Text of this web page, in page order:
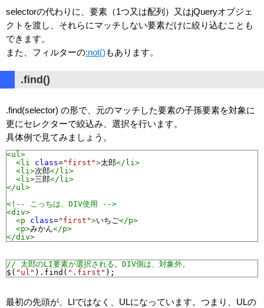
selectorの代わりに、要素（1つ又は配列）又はjQueryオブジェ
クトを渡し、それらにマッチしない要素だけに絞り込むことも
できます。
また、フィルターの:not()もあります。
.find()
.find(selector) の形で、元のマッチした要素の子孫要素を対象に
更にセレクターで絞込み、選択を行います。
具体例で見てみましょう。
<ul>
<li
class="first">太郎</li>
<li>次郎</li>
<li>三郎</li>
</ul>
<!-- こっちは、DIV使用 -->
<div>
<p
class="first">いちご</p>
<p>みかん</p>
</div>
// 太郎のLI要素が選択される。DIV側は、対象外。
$ ( "ul" ). find ( ".first" );
最初の先頭が、LIではなく、ULになっています。つまり、ULの